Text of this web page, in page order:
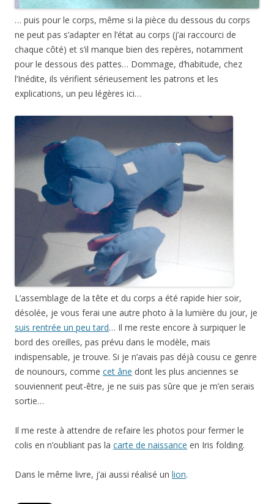
… puis pour le corps, même si la pièce du dessous du corps
ne peut pas s’adapter en l’état au corps (j’ai raccourci de
chaque côté) et s’il manque bien des repères, notamment
pour le dessous des pattes… Dommage, d’habitude, chez
l’Inédite, ils vérifient sérieusement les patrons et les
explications, un peu légères ici…
L’assemblage de la tête et du corps a été rapide hier soir,
désolée, je vous ferai une autre photo à la lumière du jour, je
suis rentrée un peu tard… Il me reste encore à surpiquer le
bord des oreilles, pas prévu dans le modèle, mais
indispensable, je trouve. Si je n’avais pas déjà cousu ce genre
de nounours, comme cet âne dont les plus anciennes se
souviennent peut-être, je ne suis pas sûre que je m’en serais
sortie…
Il me reste à attendre de refaire les photos pour fermer le
colis en n’oubliant pas la carte de naissance en Iris folding.
Dans le même livre, j’ai aussi réalisé un lion.